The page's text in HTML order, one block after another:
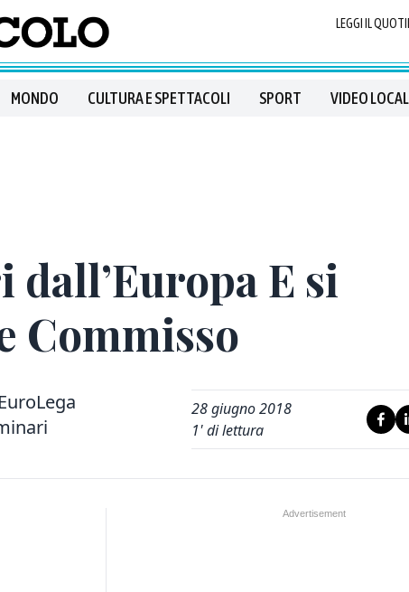
LEGGI IL
MONDO CULTURA E SPETTACOLI SPORT VIDEO
E si
Commisso
28 giugno 2018
1' di lettura